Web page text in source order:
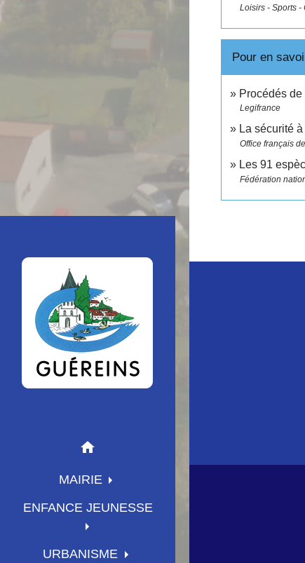
home
MAIRIE
ENFANCE JEUNESSE
URBANISME
Loisirs - Sports -
Pour en
Procédés
Legifrance
La sécurité
Office français
Les 91
Fédération